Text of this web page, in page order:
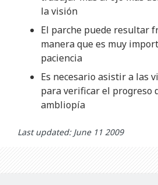
la visión
El parche puede resultar
manera que es muy
paciencia
Es necesario asistir a las
para verificar el progreso
ambliopía
Last updated: June 11 2009